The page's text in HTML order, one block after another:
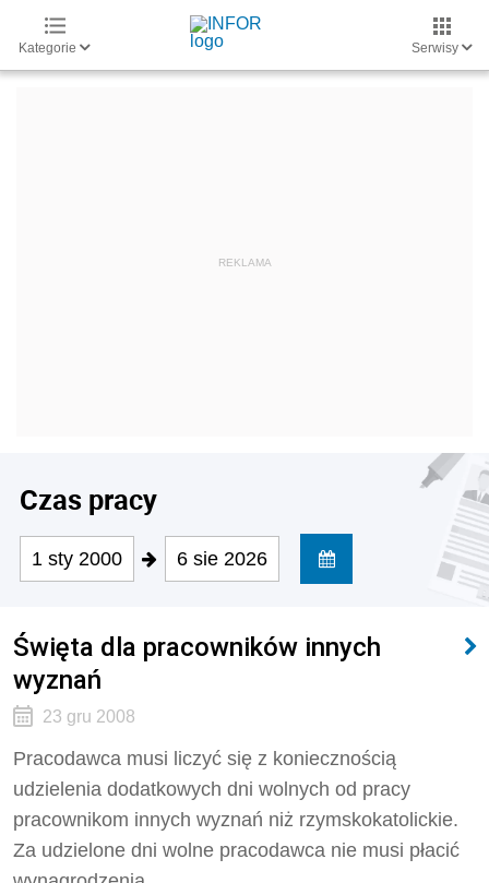
Kategorie Serwisy
Czas pracy
1 sty 2000 6 sie 2026
Święta dla pracowników innych
wyznań
23 gru 2008
Pracodawca musi liczyć się z koniecznością
udzielenia dodatkowych dni wolnych od pracy
pracownikom innych wyznań niż rzymskokatolickie.
Za udzielone dni wolne pracodawca nie musi płacić